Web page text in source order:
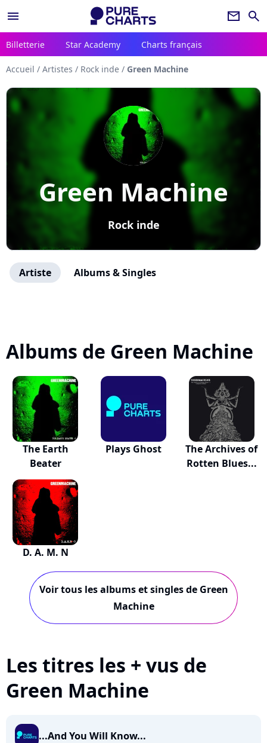
menu newsletter search
Billetterie Star Academy Charts français
Accueil / Artistes / Rock inde / Green Machine
Green Machine
Rock inde
Artiste Albums & Singles
Albums de Green Machine
The Earth
Beater
Plays Ghost
The Archives of
Rotten Blues...
D. A. M. N
Voir tous les albums et singles de Green
Machine
Les titres les + vus de
Green Machine
...And You Will Know...